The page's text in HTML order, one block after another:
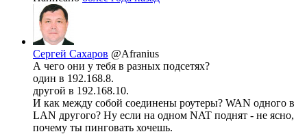
Сергей Сахаров @Afranius
А чего они у тебя в разных подсетях?
один в 192.168.8.
другой в 192.168.10.
И как между собой соединены роутеры? WAN одного в
LAN другого? Ну если на одном NAT поднят - не ясно,
почему ты пинговать хочешь.